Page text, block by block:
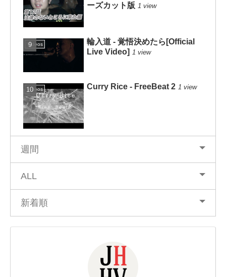
ーズカット版 1 view
Videos
輪入道 - 覚悟決めたら[Official
Live Video] 1 view
Videos Curry Rice - FreeBeat 2 1 view
週間
ALL
新着順